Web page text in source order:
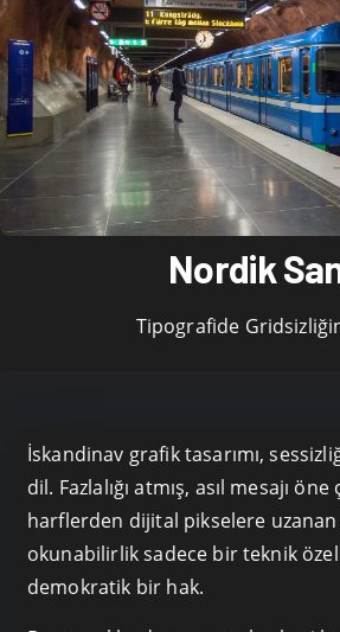
Nordik
Tipografide
İskandinav grafik tasarımı,
dil. Fazlalığı atmış, asıl mesajı öne
harflerden dijital pikselere
okunabilirlik sadece bir teknik
demokratik bir hak.